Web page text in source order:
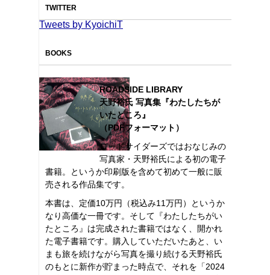
TWITTER
Tweets by KyoichiT
BOOKS
ROADSIDE LIBRARY
天野裕氏 写真集『わたしたちが
いたところ』
（PDFフォーマット）
ロードサイダーズではおなじみの
写真家・天野裕氏による初の電子
書籍。というか印刷版を含めて初めて一般に販
売される作品集です。
本書は、定価10万円（税込み11万円）というか
なり高価な一冊です。そして『わたしたちがい
たところ』は完成された書籍ではなく、開かれ
た電子書籍です。購入していただいたあと、い
まも旅を続けながら写真を撮り続ける天野裕氏
のもとに新作が貯まった時点で、それを「2024